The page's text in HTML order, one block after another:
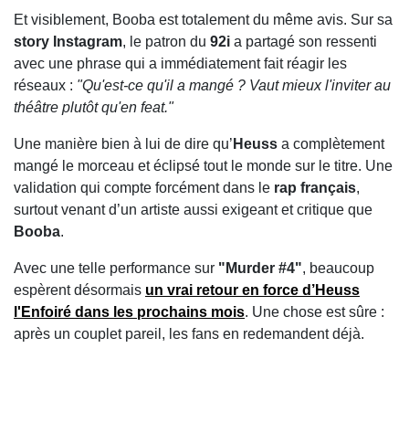
Et visiblement, Booba est totalement du même avis. Sur sa
story Instagram, le patron du 92i a partagé son ressenti
avec une phrase qui a immédiatement fait réagir les
réseaux : "Qu'est-ce qu'il a mangé ? Vaut mieux l'inviter au
théâtre plutôt qu'en feat."
Une manière bien à lui de dire qu’ Heuss a complètement
mangé le morceau et éclipsé tout le monde sur le titre. Une
validation qui compte forcément dans le rap français,
surtout venant d’un artiste aussi exigeant et critique que
Booba.
Avec une telle performance sur "Murder #4", beaucoup
espèrent désormais un vrai retour en force d’Heuss
l'Enfoiré dans les prochains mois. Une chose est sûre :
après un couplet pareil, les fans en redemandent déjà.